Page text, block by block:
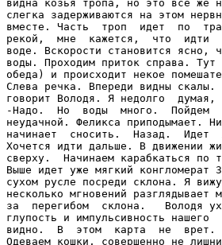
видна козья тропа, но это все же
слегка задерживаются на этом
вместе. Часть  троп  идет  по
рекой,  мне  кажется,  что  идти
воде. Вскорости становится ясно,
воды. Проходим приток справа.
обеда) и происходит некое
Слева речка. Впереди видны
говорит Володя. Я недолго
-Надо.  Но  воды  много.  Пойдем
неудачной. Феликса приподымает.
начинает  сносить.  Назад.  Идет
Хочется идти дальше. В движении
сверху.  Начинаем карабкаться по
Выше идет уже мягкий
сухом русле посреди склона. Я
несколько мгновений
за  перегибом  склона.   Володя
глупость и импульсивность
видно.  В  этом  карта  не  врет.
Одеваем кошки, совершенно не